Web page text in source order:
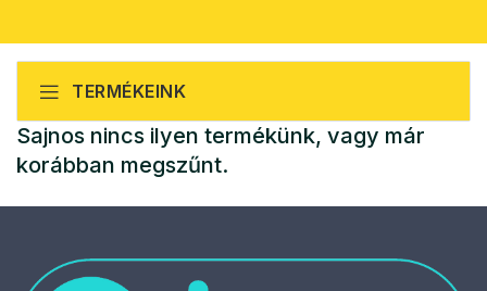
TERMÉKEINK
Sajnos nincs ilyen termékünk, vagy már
korábban megszűnt.